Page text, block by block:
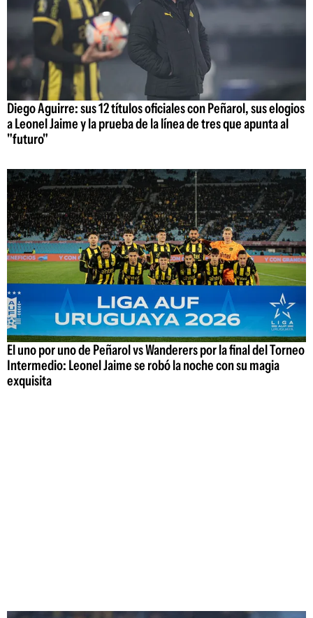
Diego Aguirre: sus 12 títulos oficiales con Peñarol, sus elogios
a Leonel Jaime y la prueba de la línea de tres que apunta al
"futuro"
El uno por uno de Peñarol vs Wanderers por la final del Torneo
Intermedio: Leonel Jaime se robó la noche con su magia
exquisita